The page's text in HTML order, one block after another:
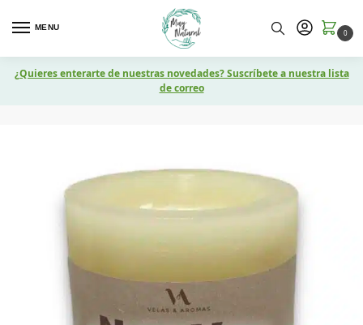
MENU
0
¿Quieres enterarte de nuestras novedades? Suscríbete a nuestra lista
de correo